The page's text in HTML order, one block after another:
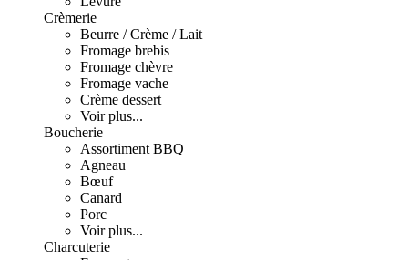
Crèmerie
Beurre / Crème / Lait
Fromage brebis
Fromage chèvre
Fromage vache
Crème dessert
Voir plus...
Boucherie
Assortiment BBQ
Agneau
Bœuf
Canard
Porc
Voir plus...
Charcuterie